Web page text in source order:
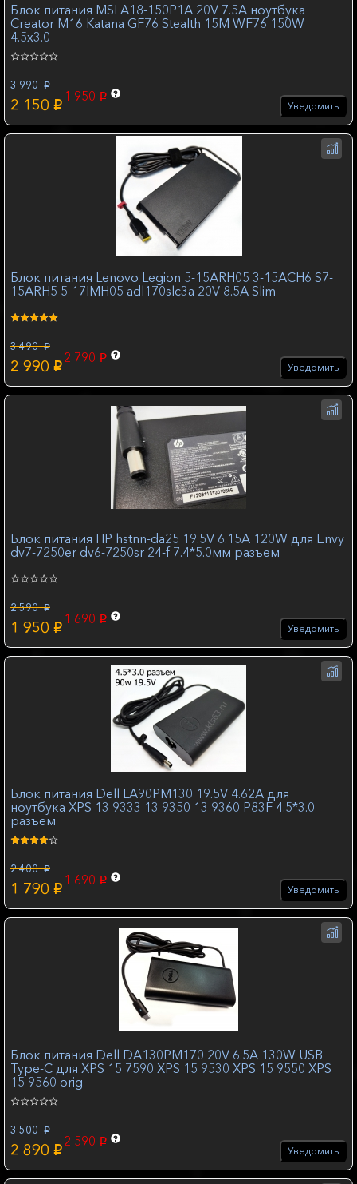
Блок питания MSI A18-150P1A 20V 7.5A ноутбука
Creator M16 Katana GF76 Stealth 15M WF76 150W
4.5x3.0
3 990 p
2 150 p
1 950 p
Уведомить
Блок питания Lenovo Legion 5-15ARH05 3-15ACH6 S7-
15ARH5 5-17IMH05 adl170slc3a 20V 8.5A Slim
3 490 p
2 990 p
2 790 p
Уведомить
Блок питания HP hstnn-da25 19.5V 6.15A 120W для Envy
dv7-7250er dv6-7250sr 24-f 7.4*5.0мм разъем
2 590 p
1 950 p
1 690 p
Уведомить
Блок питания Dell LA90PM130 19.5V 4.62A для
ноутбука XPS 13 9333 13 9350 13 9360 P83F 4.5*3.0
разъем
2 400 p
1 790 p
1 690 p
Уведомить
Блок питания Dell DA130PM170 20V 6.5A 130W USB
Type-C для XPS 15 7590 XPS 15 9530 XPS 15 9550 XPS
15 9560 orig
3 500 p
2 890 p
2 590 p
Уведомить